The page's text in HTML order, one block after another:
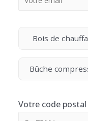
Bois de
Bûche
Votre code postal